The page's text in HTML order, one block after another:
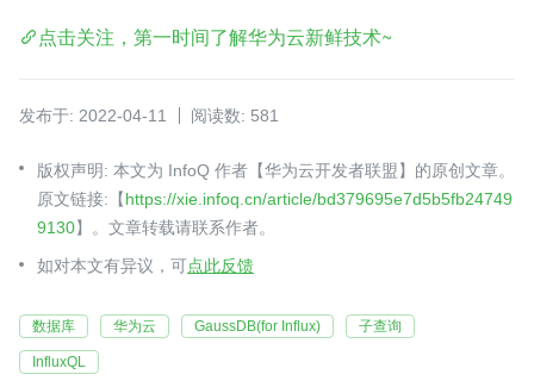
点击关注，第一时间了解华为云新鲜技术~​
发布于: 2022-04-11 阅读数: 581
版权声明: 本文为 InfoQ 作者【华为云开发者联盟】的原创文章。
原文链接:【https://xie.infoq.cn/article/bd379695e7d5b5fb24749
9130】。文章转载请联系作者。
如对本文有异议，可点此反馈
数据库 华为云 GaussDB(for Influx) 子查询
InfluxQL